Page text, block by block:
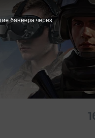
баннера через